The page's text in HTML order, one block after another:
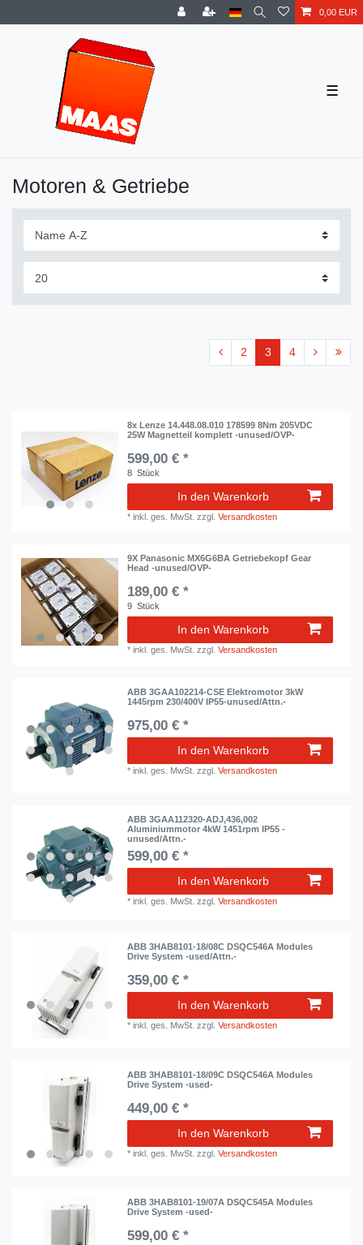
0,00 EUR
☰
Motoren & Getriebe
2 3 4
8x Lenze 14.448.08.010 178599 8Nm 205VDC
25W Magnetteil komplett -unused/OVP-
599,00 € *
8 Stück
In den Warenkorb
*inkl. ges. MwSt. zzgl.Versandkosten
9X Panasonic MX6G6BA Getriebekopf Gear
Head -unused/OVP-
189,00 € *
9 Stück
In den Warenkorb
*inkl. ges. MwSt. zzgl.Versandkosten
ABB 3GAA102214-CSE Elektromotor 3kW
1445rpm 230/400V IP55-unused/Attn.-
975,00 € *
In den Warenkorb
*inkl. ges. MwSt. zzgl.Versandkosten
ABB 3GAA112320-ADJ,436,002
Aluminiummotor 4kW 1451rpm IP55 -
unused/Attn.-
599,00 € *
In den Warenkorb
*inkl. ges. MwSt. zzgl.Versandkosten
ABB 3HAB8101-18/08C DSQC546A Modules
Drive System -used/Attn.-
359,00 € *
In den Warenkorb
*inkl. ges. MwSt. zzgl.Versandkosten
ABB 3HAB8101-18/09C DSQC546A Modules
Drive System -used-
449,00 € *
In den Warenkorb
*inkl. ges. MwSt. zzgl.Versandkosten
ABB 3HAB8101-19/07A DSQC545A Modules
Drive System -used-
599,00 € *